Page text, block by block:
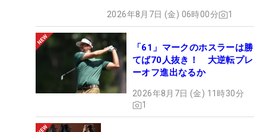
2026年8月7日 (金) 06時00分 1
「61」マークのホスラーは勝
てば70人抜き！ 大逆転プレ
ーオフ進出なるか
2026年8月7日 (金) 11時30分
1